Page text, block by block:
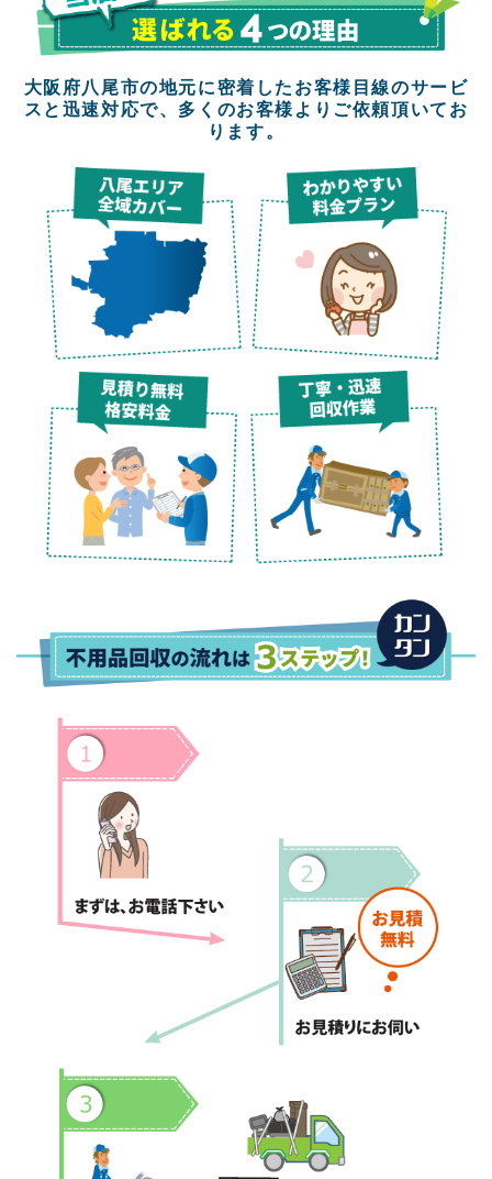
大阪府八尾市の地元に密着したお客様目線のサービ
スと迅速対応で、多くのお客様よりご依頼頂いてお
ります。